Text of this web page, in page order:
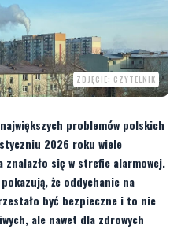
ZDJĘCIE: CZYTELNIK
problemów polskich
2026 roku wiele
znalazło się w strefie alarmowej.
że oddychanie na
być bezpieczne i to nie
ale nawet dla zdrowych